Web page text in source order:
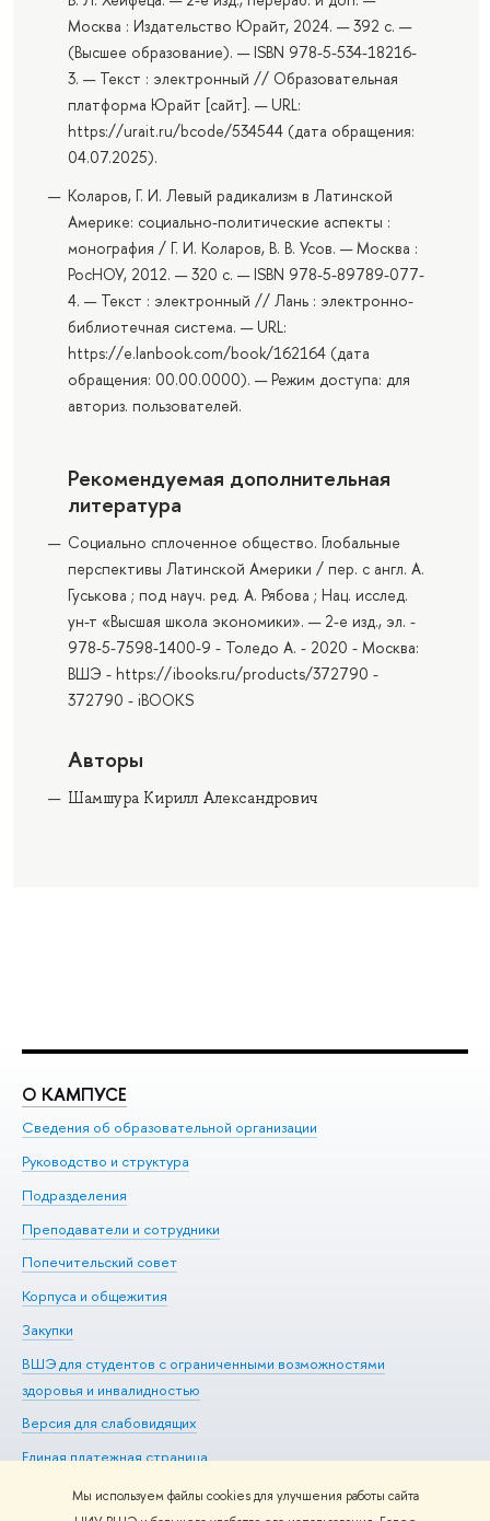
Мы используем файлы cookies для улучшения работы сайта
Москва : Издательство Юрайт, 2024. — 392 с. —
(Высшее образование). — ISBN 978-5-534-18216-
3. — Текст : электронный // Образовательная
платформа Юрайт [сайт]. — URL:
https://urait.ru/bcode/534544 (дата обращения:
04.07.2025).
Коларов, Г. И. Левый радикализм в Латинской
Америке: социально-политические аспекты :
монография / Г. И. Коларов, В. В. Усов. — Москва :
РосНОУ, 2012. — 320 с. — ISBN 978-5-89789-077-
4. — Текст : электронный // Лань : электронно-
библиотечная система. — URL:
https://e.lanbook.com/book/162164 (дата
обращения: 00.00.0000). — Режим доступа: для
авториз. пользователей.
Рекомендуемая дополнительная
литература
Социально сплоченное общество. Глобальные
перспективы Латинской Америки / пер. с англ. А.
Гуськова ; под науч. ред. А. Рябова ; Нац. исслед.
ун-т «Высшая школа экономики». — 2-е изд., эл. -
978-5-7598-1400-9 - Толедо А. - 2020 - Москва:
ВШЭ - https://ibooks.ru/products/372790 -
372790 - iBOOKS
Авторы
Шамшура Кирилл Александрович
О КАМПУСЕ
Сведения об образовательной организации
Руководство и структура
Подразделения
Преподаватели и сотрудники
Попечительский совет
Корпуса и общежития
Закупки
ВШЭ для студентов с ограниченными возможностями
здоровья и инвалидностью
Версия для слабовидящих
Единая платежная страница